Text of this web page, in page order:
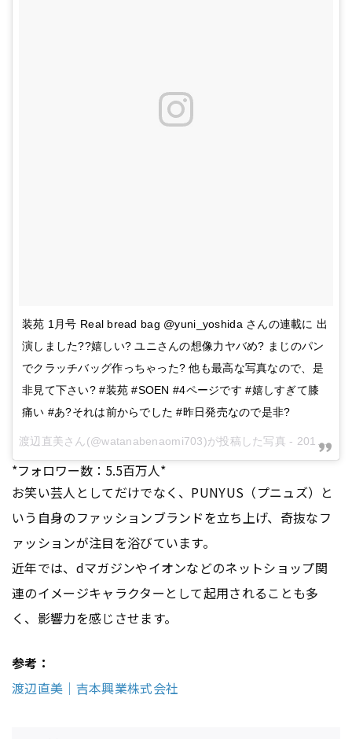
装苑 1月号 Real bread bag @yuni_yoshida さんの連載に 出
演しました??嬉しい? ユニさんの想像力ヤバめ? まじのパン
でクラッチバッグ作っちゃった? 他も最高な写真なので、是
非見て下さい? #装苑 #SOEN #4ページです #嬉しすぎて膝
痛い #あ?それは前からでした #昨日発売なので是非?
渡辺直美さん(@watanabenaomi703)が投稿した写真 - 2016 11月 28 7:22午後 PST
*フォロワー数：5.5百万人*
お笑い芸人としてだけでなく、PUNYUS（プニュズ）と
いう自身のファッションブランドを立ち上げ、奇抜なフ
ァッションが注目を浴びています。
近年では、dマガジンやイオンなどのネットショップ関
連のイメージキャラクターとして起用されることも多
く、影響力を感じさせます。
参考：
渡辺直美｜吉本興業株式会社